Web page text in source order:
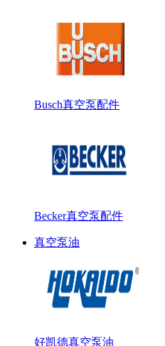
Busch真空泵配件
Becker真空泵配件
真空泵油
好凯德真空泵油